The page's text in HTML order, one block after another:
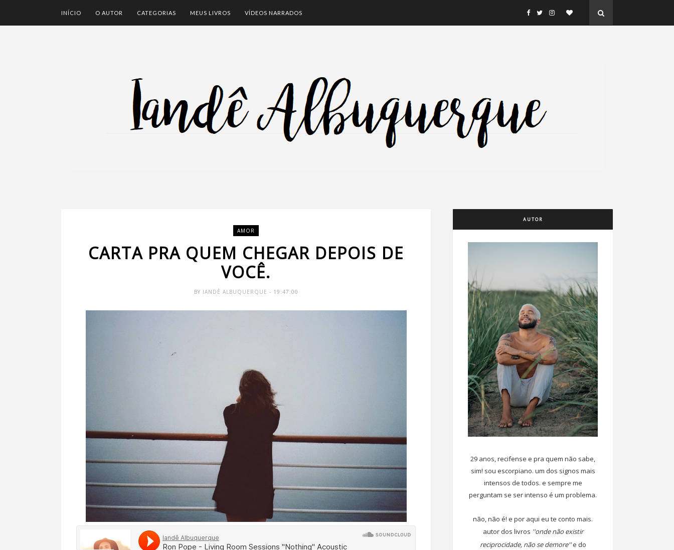
INÍCIO O AUTOR CATEGORIAS MEUS LIVROS VÍDEOS NARRADOS
AMOR
CARTA PRA QUEM CHEGAR DEPOIS DE
VOCÊ.
BY IANDÊ ALBUQUERQUE - 19:47:00
AUTOR
29 anos, recifense e pra quem não sabe,
sim! sou escorpiano. um dos signos mais
intensos de todos. e sempre me
perguntam se ser intenso é um problema.
não, não é! e por aqui eu te conto mais.
autor dos livros ''onde não existir
reciprocidade, não se demore''e do